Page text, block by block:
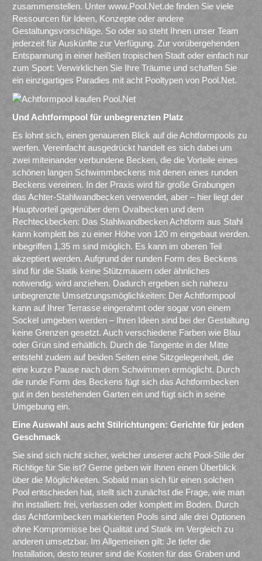
zusammenstellen. Unter www.Pool.Net.de finden Sie viele
Ressourcen für Ideen, Konzepte oder andere
Gestaltungsvorschläge. So oder so steht Ihnen unser Team
jederzeit für Auskünfte zur Verfügung. Zur vorübergehenden
Entspannung in einer heißen tropischen Stadt oder einfach nur
zum Sport: Verwirklichen Sie Ihre Träume und schaffen Sie
ein einzigartiges Paradies mit acht Pooltypen von Pool.Net.
Und Achtformpool für unbegrenzten Platz
Es lohnt sich, einen genaueren Blick auf die Achtformpools zu
werfen. Vereinfacht ausgedrückt handelt es sich dabei um
zwei miteinander verbundene Becken, die die Vorteile eines
schönen langen Schwimmbeckens mit denen eines runden
Beckens vereinen. In der Praxis wird für große Grabungen
das Achter-Stahlwandbecken verwendet, aber – hier liegt der
Hauptvorteil gegenüber dem Ovalbecken und dem
Rechteckbecken: Das Stahlwandbecken Achtform aus Stahl
kann komplett bis zu einer Höhe von 120 m eingebaut werden.
inbegriffen 1,35 m sind möglich. Es kann im oberen Teil
akzeptiert werden. Aufgrund der runden Form des Beckens
sind für die Statik keine Stützmauern oder ähnliches
notwendig. wird anziehen. Dadurch ergeben sich nahezu
unbegrenzte Umsetzungsmöglichkeiten: Der Achtformpool
kann auf Ihrer Terrasse eingerahmt oder sogar von einem
Sockel umgeben werden – Ihren Ideen sind bei der Gestaltung
keine Grenzen gesetzt. Auch verschiedene Farben wie Blau
oder Grün sind erhältlich. Durch die Tangente in der Mitte
entsteht zudem auf beiden Seiten eine Sitzgelegenheit, die
eine kurze Pause nach dem Schwimmen ermöglicht. Durch
die runde Form des Beckens fügt sich das Achtformbecken
gut in den bestehenden Garten ein und fügt sich in seine
Umgebung ein.
Eine Auswahl aus acht Stilrichtungen: Gerichte für jeden
Geschmack
Sie sind sich nicht sicher, welcher unserer acht Pool-Stile der
Richtige für Sie ist? Gerne geben wir Ihnen einen Überblick
über die Möglichkeiten. Sobald man sich für einen solchen
Pool entschieden hat, stellt sich zunächst die Frage, wie man
ihn installiert: frei, verlassen oder komplett im Boden. Durch
das Achtformbecken markierten Pools sind alle drei Optionen
ohne Kompromisse bei Qualität und Statik im Vergleich zu
anderen umsetzbar. Im Allgemeinen gilt: Je tiefer die
Installation, desto teurer sind die Kosten für das Graben und